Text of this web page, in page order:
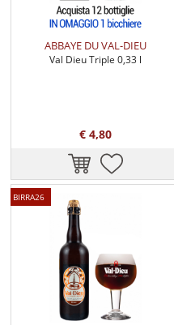
ABBAYE DU VAL-DIEU
Val Dieu Triple 0,33 l
€ 4,80
BIRRA26